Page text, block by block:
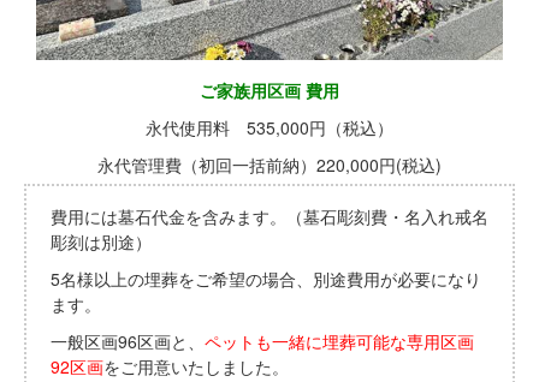
ご家族用区画 費用
永代使用料 535,000円（税込）
永代管理費（初回一括前納）220,000円(税込)
費用には墓石代金を含みます。（墓石彫刻費・名入れ戒名
彫刻は別途）
5名様以上の埋葬をご希望の場合、別途費用が必要になり
ます。
一般区画96区画と、 ペットも一緒に埋葬可能な専用区画
92区画をご用意いたしました。